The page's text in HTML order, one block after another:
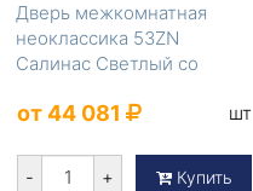
Дверь межкомнатная
неоклассика 53ZN
Салинас Светлый со
от 44 081 шт
- + Купить